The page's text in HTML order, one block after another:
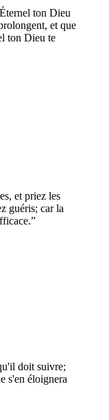
ton Dieu
et que
ton Dieu te
et priez les
guéris; car la
”
doit suivre;
s'en éloignera